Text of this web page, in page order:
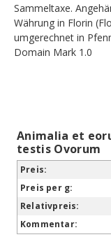
Sammeltaxe.
Währung in Florin
umgerechnet in
Domain Mark 1.0
Animalia et
testis Ovorum